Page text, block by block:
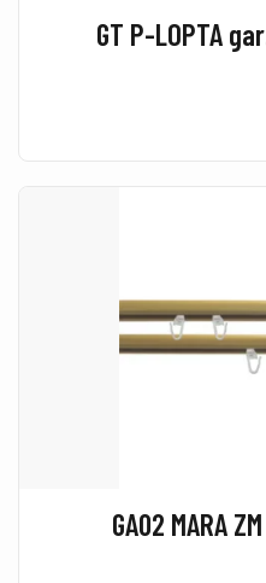
GT P-LOPTA
GA02 MARA